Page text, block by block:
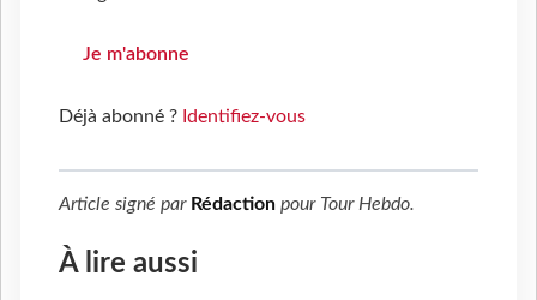
Je m'abonne
Déjà abonné ? Identifiez-vous
Article signé par Rédaction pour Tour Hebdo.
À lire aussi